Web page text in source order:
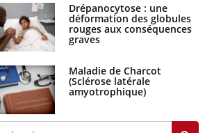
Drépanocytose : une
déformation des globules
rouges aux conséquences
graves
Maladie de Charcot
(Sclérose latérale
amyotrophique)